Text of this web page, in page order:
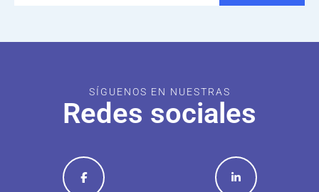
SÍGUENOS EN NUESTRAS
Redes sociales